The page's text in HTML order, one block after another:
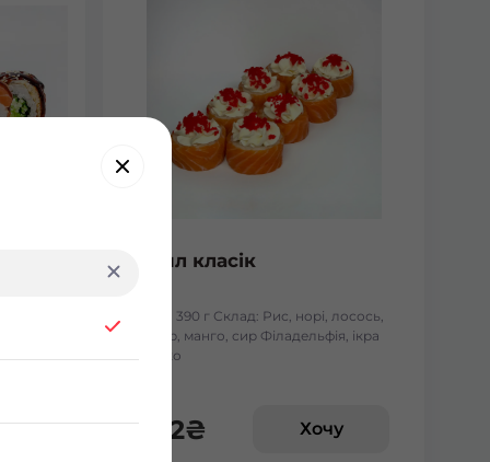
Роял класік
Вага: 390 г Склад: Рис, норі, лосось,
вугор, манго, сир Філадельфія, ікра
тобіко
372₴ Хочу